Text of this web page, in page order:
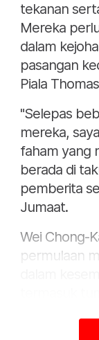
tekanan
Mereka
dalam
pasangan
Piala
"Selepas
mereka,
faham yang
berada di
pemberita
Jumaat.
Wei Chong-
permulaan
rumah,